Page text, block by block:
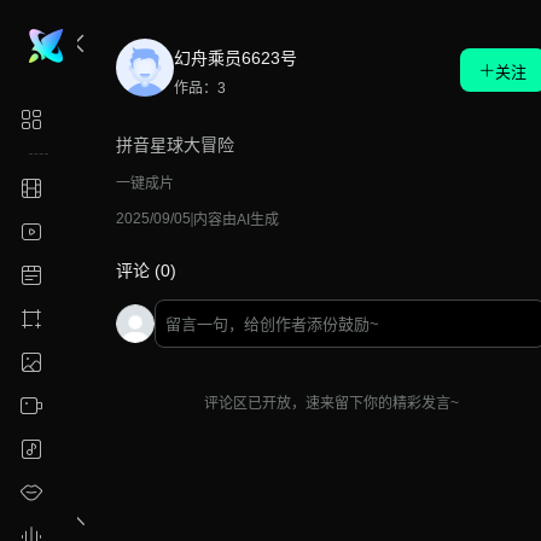
幻舟乘员6623号
作品：3
关注
拼音星球大冒险
一键成片
2025/09/05 内容由AI生成
评论 (0)
评论区已开放，速来留下你的精彩发言~